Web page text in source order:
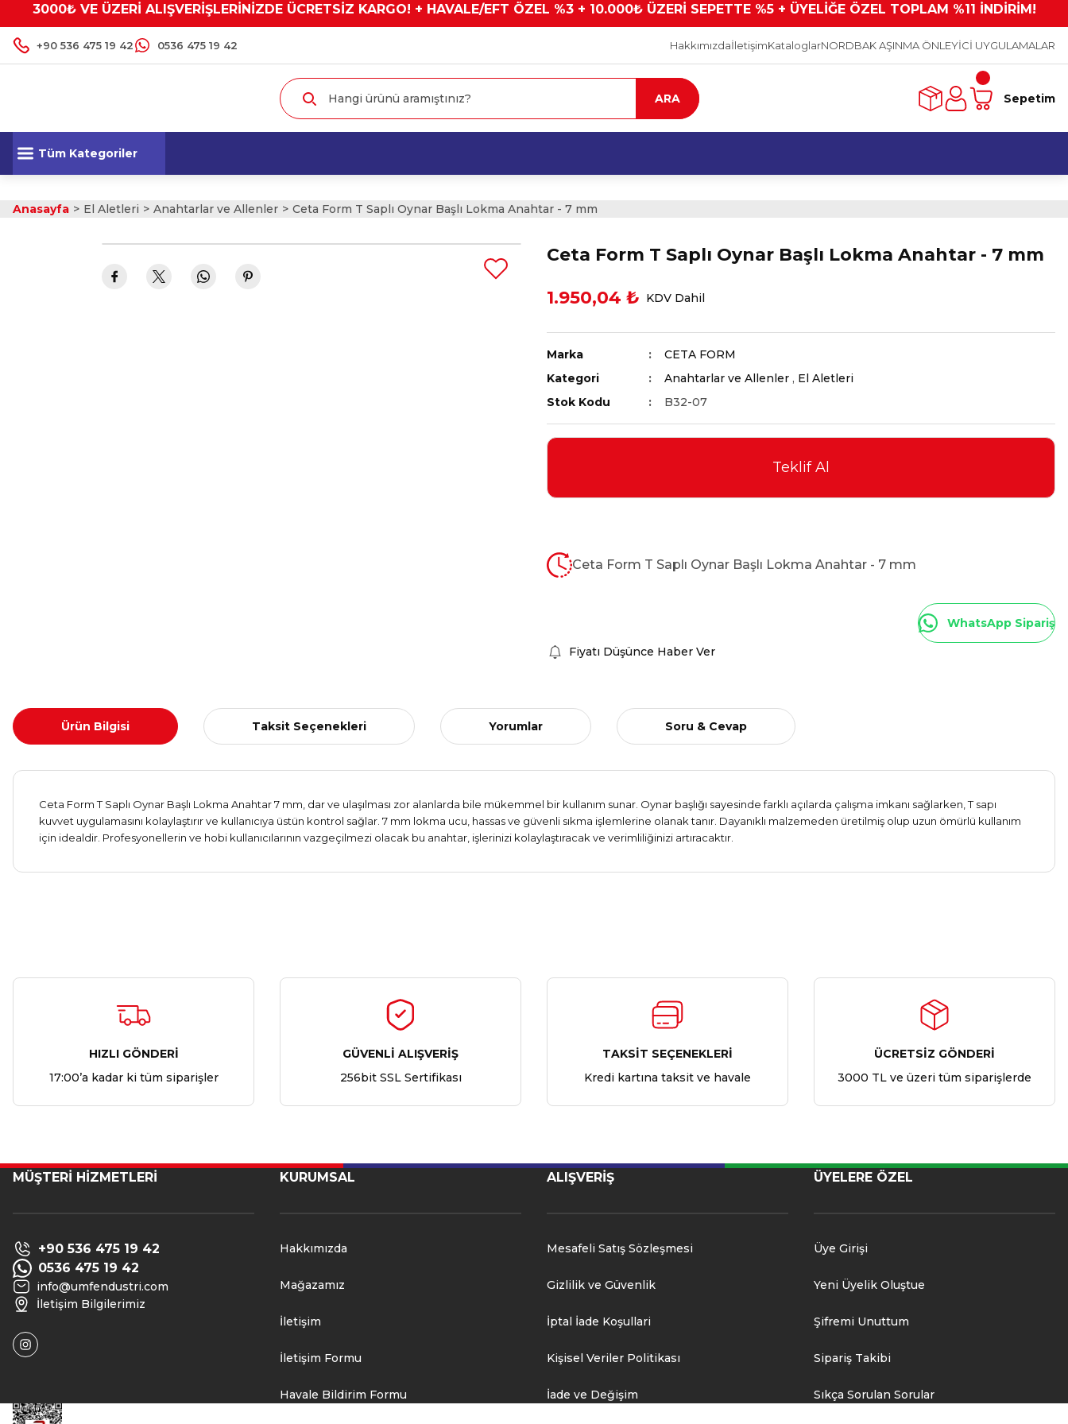
3000₺ VE ÜZERİ ALIŞVERİŞLERİNİZDE ÜCRETSİZ KARGO! + HAVALE/EFT ÖZEL %3 + 10.000₺ ÜZERİ SEPETTE %5 + ÜYELİĞE ÖZEL TOPLAM %11 İNDİRİM!
+90 536 475 19 42 0536 475 19 42 HakkımızdaİletişimKataloglarNORDBAK AŞINMA ÖNLEYİCİ UYGULAMALAR
ARA Sepetim
Tüm Kategoriler
Anasayfa El Aletleri Anahtarlar ve Allenler Ceta Form T Saplı Oynar Başlı Lokma Anahtar - 7 mm
Ceta Form T Saplı Oynar Başlı Lokma Anahtar - 7 mm
1.950,04 ₺ KDV Dahil
Marka
CETA FORM
Kategori
Anahtarlar ve Allenler , El Aletleri
Stok Kodu
B32-07
Teklif Al
Ceta Form T Saplı Oynar Başlı Lokma Anahtar - 7 mm
WhatsApp Sipariş
Fiyatı Düşünce Haber Ver
Ürün Bilgisi Taksit Seçenekleri Yorumlar Soru & Cevap
Ceta Form T Saplı Oynar Başlı Lokma Anahtar 7 mm, dar ve ulaşılması zor alanlarda bile mükemmel bir kullanım sunar. Oynar başlığı sayesinde farklı açılarda çalışma imkanı sağlarken, T sapı
kuvvet uygulamasını kolaylaştırır ve kullanıcıya üstün kontrol sağlar. 7 mm lokma ucu, hassas ve güvenli sıkma işlemlerine olanak tanır. Dayanıklı malzemeden üretilmiş olup uzun ömürlü kullanım
için idealdir. Profesyonellerin ve hobi kullanıcılarının vazgeçilmezi olacak bu anahtar, işlerinizi kolaylaştıracak ve verimliliğinizi artıracaktır.
Yorum Yaz
Soru Sor
HIZLI GÖNDERİ
17:00’a kadar ki tüm siparişler
GÜVENLİ ALIŞVERİŞ
256bit SSL Sertifikası
TAKSİT SEÇENEKLERİ
Kredi kartına taksit ve havale
ÜCRETSİZ GÖNDERİ
3000 TL ve üzeri tüm siparişlerde
MÜŞTERİ HİZMETLERİ
+90 536 475 19 42
0536 475 19 42
info@umfendustri.com
İletişim Bilgilerimiz
KURUMSAL
Hakkımızda
Mağazamız
İletişim
İletişim Formu
Havale Bildirim Formu
ALIŞVERİŞ
Mesafeli Satış Sözleşmesi
Gizlilik ve Güvenlik
İptal İade Koşullari
Kişisel Veriler Politikası
İade ve Değişim
ÜYELERE ÖZEL
Üye Girişi
Yeni Üyelik Oluştue
Şifremi Unuttum
Sipariş Takibi
Sıkça Sorulan Sorular